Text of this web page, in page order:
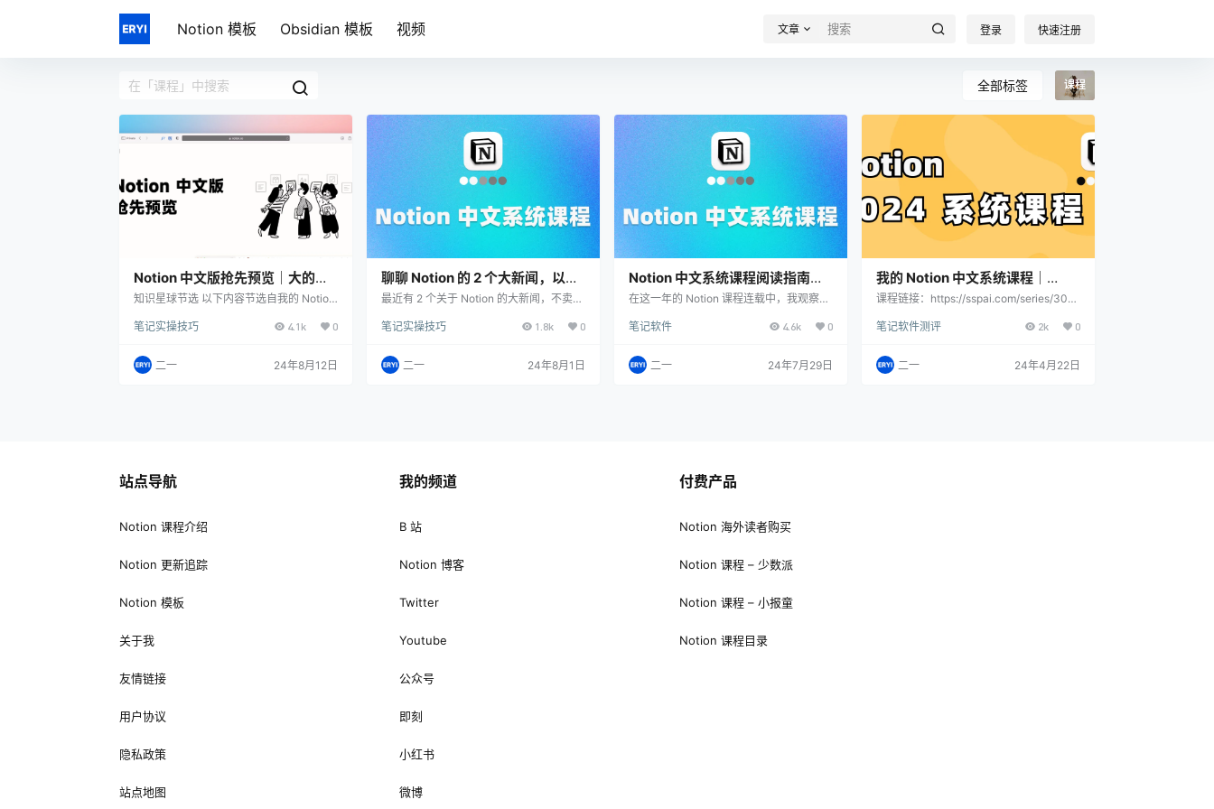
Notion 模板 Obsidian 模板 视频 文章 登录 快速注册
全部标签 课程
Notion 中文版抢先预览｜大的要
来了
知识星球节选 以下内容节选自我的 Notion
经变为现实，Notion 正在兑现中文版的承
中文界面，本文将带大家抢先预览一下安
卓中文版的使用效果、如何更新安卓中文
笔记实操技巧 4.1k 0
二一 24年8月12日
聊聊 Notion 的 2 个大新闻，以及
我的最新课程
最近有 2 个关于 Notion 的大新闻，不卖关
大关 Notion 官方中文有望在今年 8 月获得
个时刻。我的 Notion 课程也在近期迎来全
面更新，并开启 8 折优惠活动，史低价格
笔记实操技巧 1.8k 0
二一 24年8月1日
Notion 中文系统课程阅读指南
（2024 版）
在这一年的 Notion 课程连载中，我观察到
程之后就放着，从来不看；还有一小部分
容，于是硬着头皮看完了每一篇文章。 我
觉得，Notion 应当是用来解决具体问题的
笔记软件 4.6k 0
二一 24年7月29日
我的 Notion 中文系统课程｜
2024 最新介绍
课程链接：https://sspai.com/series/303/
Notion 系统（Basic ¥199 / Pro ¥299 / Ma
笔记软件测评 2k 0
二一 24年4月22日
站点导航
Notion 课程介绍
Notion 更新追踪
Notion 模板
关于我
友情链接
用户协议
隐私政策
站点地图
我的频道
B 站
Notion 博客
Twitter
Youtube
公众号
即刻
小红书
微博
付费产品
Notion 海外读者购买
Notion 课程 – 少数派
Notion 课程 – 小报童
Notion 课程目录